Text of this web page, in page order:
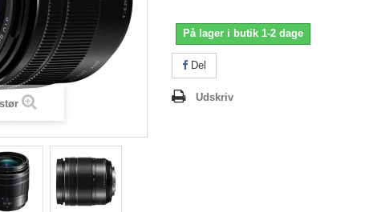
På lager i butik 1-2 dage
Del
Udskriv